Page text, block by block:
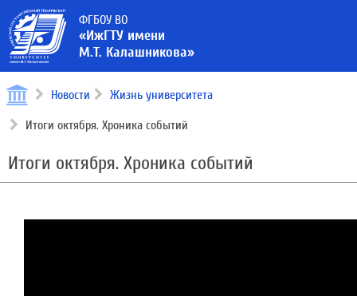
ФГБОУ ВО
«ИжГТУ имени
М.Т. Калашникова»
Новости Жизнь университета
Итоги октября. Хроника событий
Итоги октября. Хроника событий